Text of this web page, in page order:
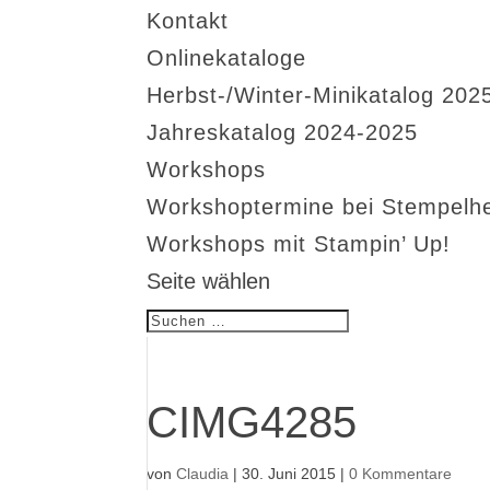
Kontakt
Onlinekataloge
Herbst-/Winter-Minikatalog
Jahreskatalog 2024-2025
Workshops
Workshoptermine bei
Workshops mit Stampin’ Up!
Seite wählen
CIMG4285
vonClaudia |30. Juni 2015 |0 Kommentare